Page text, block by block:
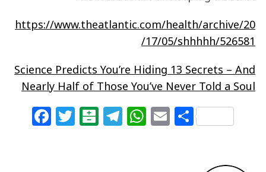
https://www.theatlantic.com/health/archive/20
17/05/shhhhh/526581/
Science Predicts You’re Hiding 13 Secrets – And
Nearly Half of Those You’ve Never Told a Soul
F
a T
w B
al T
el W
h E
m S
h